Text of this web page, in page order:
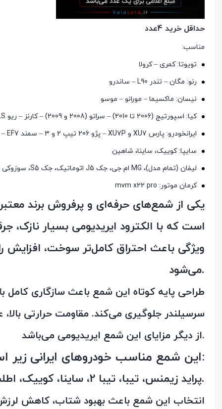
حداقل خرید 4عدد
مناسب:
تویوتا: کمری – کرولا
رنو: مگان – تندر L90 – ساندرو
نیسان: ماکسیما – مورانو – موسو
کیا: اسپورتیج (2006 تا 2010) – سراتو (2008 و 2009) – کارنز – ریو LS
ایرانخودرو: پارس XU7 و XU7P – پژو 206 تیپ 2 و 3 – سمند EF7 – دنا توربو
سایپا: کوییک، ساینا، شاهین
لیفان (تمام مدل)، MG ام جی، جک J5 اتوماتیک، جک S5، سوزوکی گراند 2000
کرمان موتور: mvm x22 pro
ویژگی باعث احتراق کامل‌تر سوخت،
می‌شود.
طراحی پایه کوتاه این شمع باعث سازگاری
سرسیلندر جلوگیری می‌کند. مقاومت حرارتی
از دیگر مزایای این شمع ایریدیومی می‌باشد.
این شمع مناسب خودروهای ایرانی زیر است:
پراید زیمنس، تیبا، تیبا 2، ساینا، کوییک، اطلس، پژو 405 کاربراتوری، آردی.
انتخاب این شمع باعث بهبود شتاب، کاهش لرزش